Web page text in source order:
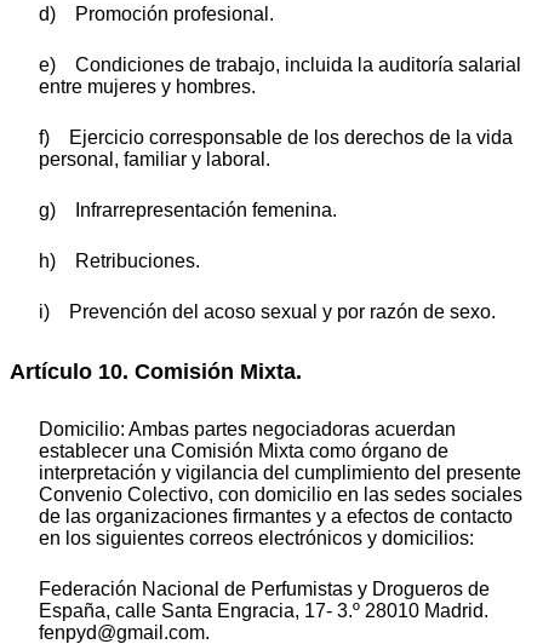
d) Promoción profesional.
e) Condiciones de trabajo, incluida la auditoría salarial
entre mujeres y hombres.
f) Ejercicio corresponsable de los derechos de la vida
personal, familiar y laboral.
g) Infrarrepresentación femenina.
h) Retribuciones.
i) Prevención del acoso sexual y por razón de sexo.
Artículo 10. Comisión Mixta.
Domicilio: Ambas partes negociadoras acuerdan
establecer una Comisión Mixta como órgano de
interpretación y vigilancia del cumplimiento del presente
Convenio Colectivo, con domicilio en las sedes sociales
de las organizaciones firmantes y a efectos de contacto
en los siguientes correos electrónicos y domicilios:
Federación Nacional de Perfumistas y Drogueros de
España, calle Santa Engracia, 17- 3.º 28010 Madrid.
fenpyd@gmail.com.